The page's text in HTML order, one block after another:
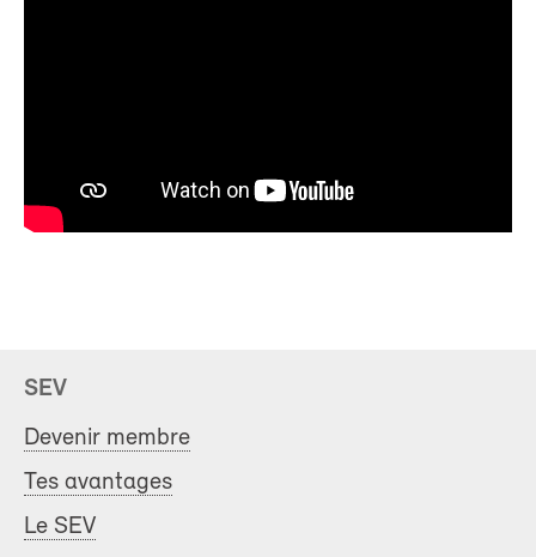
SEV
Devenir membre
Tes avantages
Le SEV